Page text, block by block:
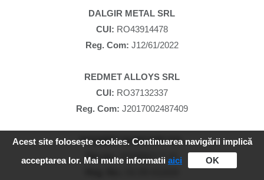
Acest site folosește cookies. Continuarea navigării implică
acceptarea lor. Mai multe informatii aici OK
DALGIR METAL SRL
CUI: RO43914478
Reg. Com: J12/61/2022
REDMET ALLOYS SRL
CUI: RO37132337
Reg. Com: J2017002487409
RAGMET HUNGARY Kft.
Tax no.:
32199817-2-41